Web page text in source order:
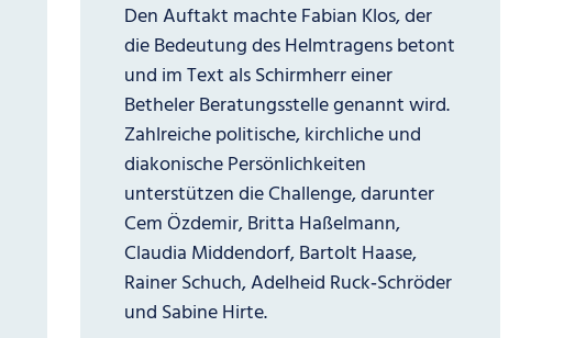
Den Auftakt machte Fabian Klos, der
die Bedeutung des Helmtragens betont
und im Text als Schirmherr einer
Betheler Beratungsstelle genannt wird.
Zahlreiche politische, kirchliche und
diakonische Persönlichkeiten
unterstützen die Challenge, darunter
Cem Özdemir, Britta Haßelmann,
Claudia Middendorf, Bartolt Haase,
Rainer Schuch, Adelheid Ruck‑Schröder
und Sabine Hirte.